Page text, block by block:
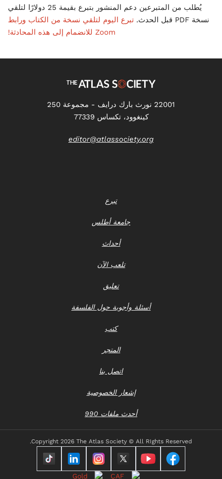
يُطلب من المتبرعين دعم المنشور بتبرع بقيمة 25 دولارًا لتلقي
نسخة PDF قبل الحدث.
تبرع اليوم لتلقي نسخة من الكتاب ورابط
Zoom للانضمام إلى هذه المحادثة!
22001 نورث بارك درايف - مجموعة 250
كينغوود، تكساس 77339
editor@atlassociety.org
تبرع
جامعة أطلس
أحداث
تلعب الآن
تعليق
أسئلة وأجوبة حول الفلسفة
كتب
المتجر
اتصل بنا
إشعار الخصوصية
أحدث ملفات 990
Copyright 2026 The Atlas Society © All RIghts Reserved.